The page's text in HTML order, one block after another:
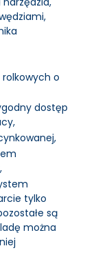
o
dostęp
,
tylko
są
można